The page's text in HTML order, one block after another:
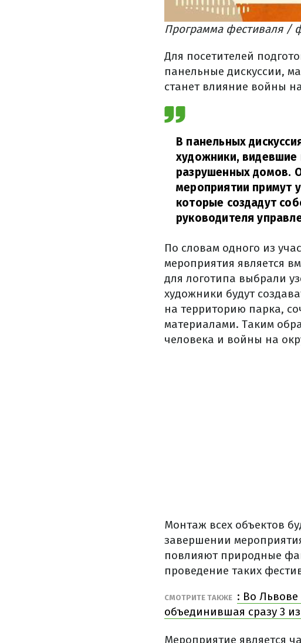
Программа фестиваля /
Для посетителей
панельные дискуссии,
станет влияние войны
В панельных
художники, видевшие
разрушенных домов.
мероприятии примут
которые создадут
руководителя
По словам одного из
мероприятия является
для логотипа выбрали
художники будут
на территорию парка,
материалами. Таким
человека и войны на
Монтаж всех объектов
завершении
повлияют природные
проведение таких
СМОТРИТЕ ТАКЖЕ : Во Львове
объединившая сразу 3
Мероприятие является